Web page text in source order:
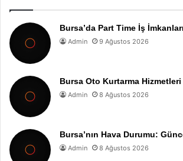
Bursa’da Part Time İş İmkanları
Admin 9 Ağustos 2026
Bursa Oto Kurtarma Hizmetleri
Admin 8 Ağustos 2026
Bursa’nın Hava Durumu:
Admin 8 Ağustos 2026